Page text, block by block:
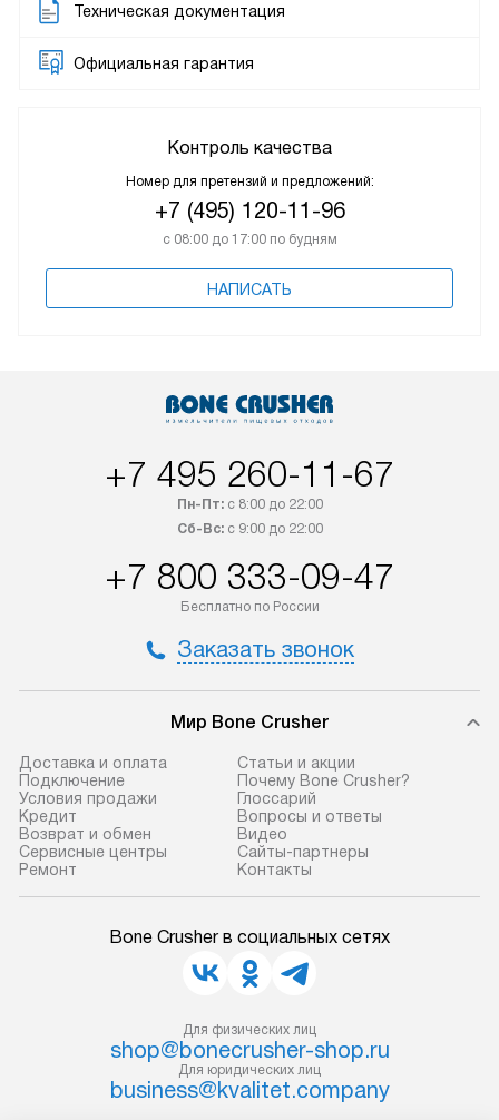
Техническая документация
Официальная гарантия
Контроль качества
Номер для претензий и предложений:
+7 (495) 120-11-96
с 08:00 до 17:00 по будням
НАПИСАТЬ
+7 495 260-11-67
Пн-Пт:с 8:00 до 22:00
Сб-Вс:с 9:00 до 22:00
+7 800 333-09-47
Бесплатно по России
Заказать звонок
Мир Bone Crusher
Доставка и оплата
Подключение
Условия продажи
Кредит
Возврат и обмен
Сервисные центры
Ремонт
Статьи и акции
Почему Bone Crusher?
Глоссарий
Вопросы и ответы
Видео
Сайты-партнеры
Контакты
Bone Crusher в социальных сетях
Для физических лиц
shop@bonecrusher-shop.ru
Для юридических лиц
business@kvalitet.company